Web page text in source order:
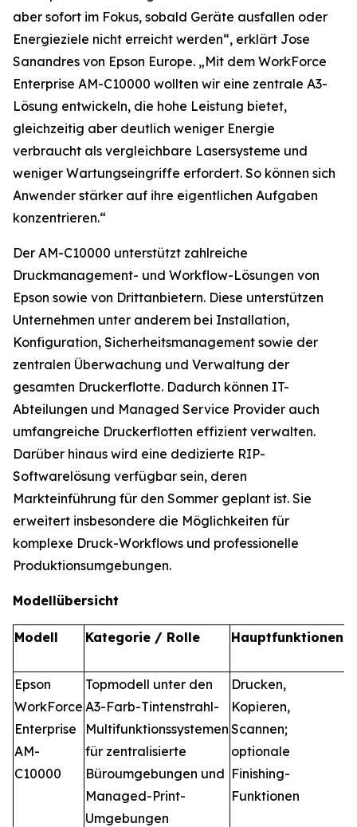
aber sofort im Fokus, sobald Geräte ausfallen oder
Energieziele nicht erreicht werden“, erklärt Jose
Sanandres von Epson Europe. „Mit dem WorkForce
Enterprise AM-C10000 wollten wir eine zentrale A3-
Lösung entwickeln, die hohe Leistung bietet,
gleichzeitig aber deutlich weniger Energie
verbraucht als vergleichbare Lasersysteme und
weniger Wartungseingriffe erfordert. So können sich
Anwender stärker auf ihre eigentlichen Aufgaben
konzentrieren.“
Der AM-C10000 unterstützt zahlreiche
Druckmanagement- und Workflow-Lösungen von
Epson sowie von Drittanbietern. Diese unterstützen
Unternehmen unter anderem bei Installation,
Konfiguration, Sicherheitsmanagement sowie der
zentralen Überwachung und Verwaltung der
gesamten Druckerflotte. Dadurch können IT-
Abteilungen und Managed Service Provider auch
umfangreiche Druckerflotten effizient verwalten.
Darüber hinaus wird eine dedizierte RIP-
Softwarelösung verfügbar sein, deren
Markteinführung für den Sommer geplant ist. Sie
erweitert insbesondere die Möglichkeiten für
komplexe Druck-Workflows und professionelle
Produktionsumgebungen.
Modellübersicht
Modell Kategorie / Rolle Hauptfunktionen
Epson
WorkForce
Enterprise
AM-
C10000
Topmodell unter den
A3-Farb-Tintenstrahl-
Multifunktionssystemen
für zentralisierte
Büroumgebungen und
Managed-Print-
Umgebungen
Drucken,
Kopieren,
Scannen;
optionale
Finishing-
Funktionen